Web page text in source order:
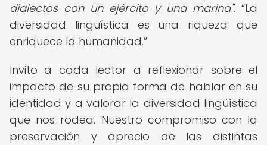
dialectos con un ejército y una marina".
La
diversidad lingüística es una riqueza que
enriquece la humanidad.
Invito a cada lector a reflexionar sobre el
impacto de su propia forma de hablar en su
identidad y a valorar la diversidad lingüística
que nos rodea. Nuestro compromiso con la
preservación y aprecio de las distintas